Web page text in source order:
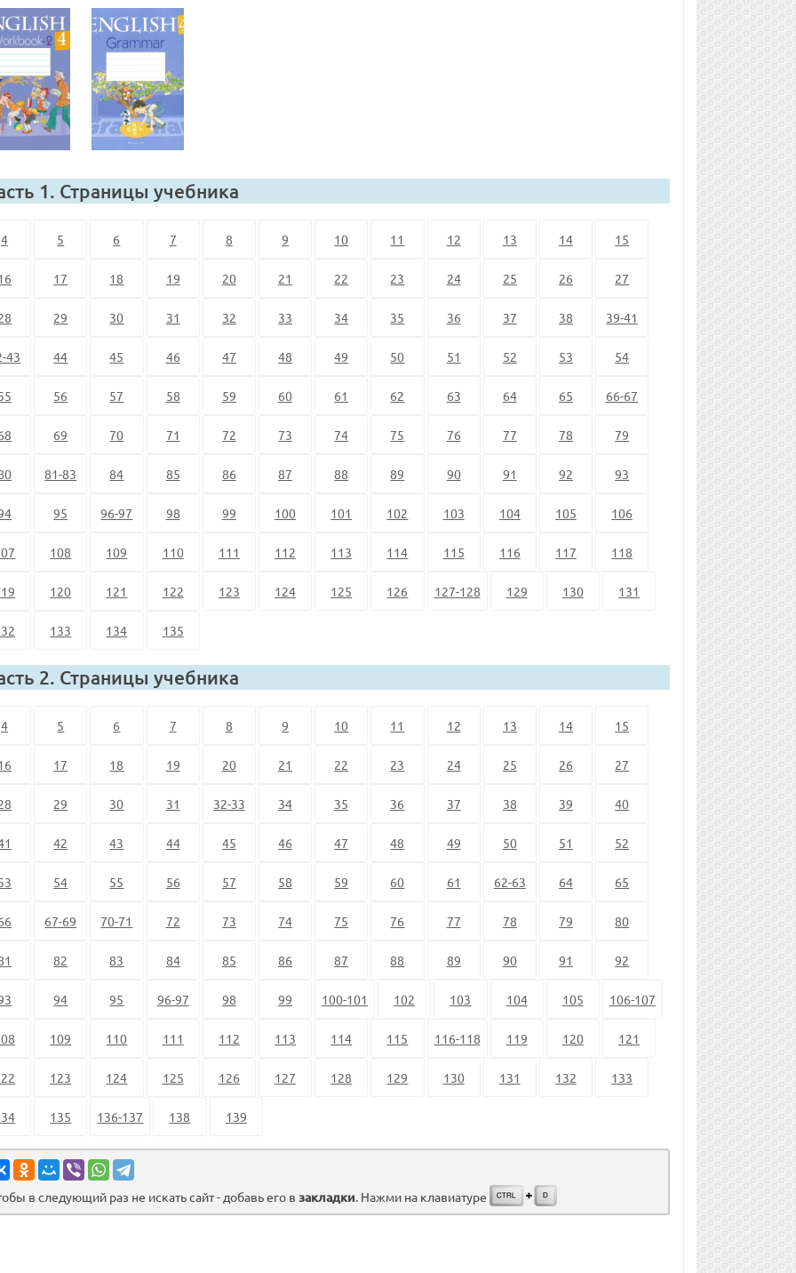
1. Страницы учебника
4 5 6 7 8 9 10 11 12 13 14 15
17 18 19 20 21 22 23 24 25 26 27
29 30 31 32 33 34 35 36 37 38 39-41
43 44 45 46 47 48 49 50 51 52 53 54
56 57 58 59 60 61 62 63 64 65 66-67
69 70 71 72 73 74 75 76 77 78 79
81-83 84 85 86 87 88 89 90 91 92 93
95 96-97 98 99 100 101 102 103 104 105 106
108 109 110 111 112 113 114 115 116 117 118
120 121 122 123 124 125 126 127-128 129 130 131
133 134 135
2. Страницы учебника
4 5 6 7 8 9 10 11 12 13 14 15
17 18 19 20 21 22 23 24 25 26 27
29 30 31 32-33 34 35 36 37 38 39 40
42 43 44 45 46 47 48 49 50 51 52
54 55 56 57 58 59 60 61 62-63 64 65
67-69 70-71 72 73 74 75 76 77 78 79 80
82 83 84 85 86 87 88 89 90 91 92
94 95 96-97 98 99 100-101 102 103 104 105 106-107
109 110 111 112 113 114 115 116-118 119 120 121
123 124 125 126 127 128 129 130 131 132 133
135 136-137 138 139
в следующий раз не искать сайт - добавь его в закладки. Нажми на клавиатуре